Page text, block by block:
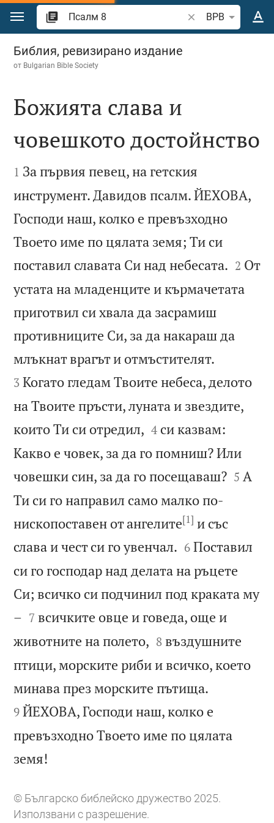
Преминете към съдържанието
Търсете стих или
BPB
Псалм 8
Библия, ревизирано издание
от Bulgarian Bible Society

Божията слава и
човешкото достойнство

1 За първия певец, на гетския
инструмент. Давидов псалм. ЙЕХОВА,
Господи наш, колко е превъзходно
Твоето име по цялата земя; Ти си
поставил славата Си над небесата. 

2 От
устата на младенците и кърмачетата
приготвил си хвала да засрамиш
противниците Си, за да накараш да
млъкнат врагът и отмъстителят.
3 Когато гледам Твоите небеса, делото
на Твоите пръсти, луната и звездите,
които Ти си отредил, 

4 си казвам:
Какво е човек, за да го помниш? Или
човешки син, за да го посещаваш?
5 А
Ти си го направил само малко по-
нископоставен от ангелите[1] и със
слава и чест си го увенчал. 

6 Поставил
си го господар над делата на ръцете
Си; всичко си подчинил под краката му
– 

7 всичките овце и говеда, още и
животните на полето, 

8 въздушните
птици, морските риби и всичко, което
минава през морските пътища.
9 ЙЕХОВА, Господи наш, колко е
превъзходно Твоето име по цялата
земя!
© Българско библейско дружество 2025.
Използвани с разрешение.